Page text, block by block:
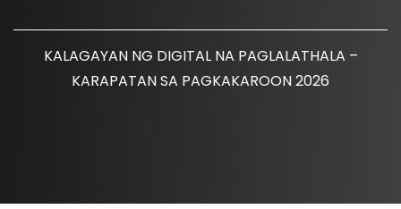
KALAGAYAN NG DIGITAL NA PAGLALATHALA –
KARAPATAN SA PAGKAKAROON 2026